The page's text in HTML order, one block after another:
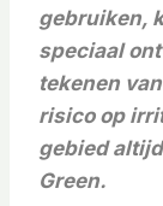
gebruiken,
speciaal
tekenen
risico op
gebied
Green.